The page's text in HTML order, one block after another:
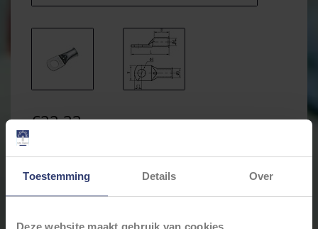
Toestemming Details Over
Deze website maakt gebruik van cookies
€22,33
Levertijd: 7 dagen